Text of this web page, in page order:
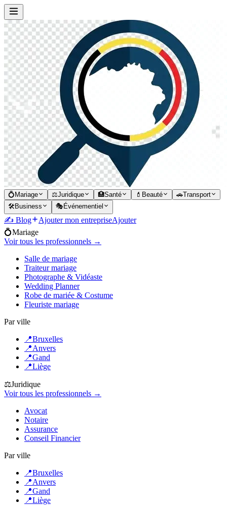
💍 Mariage ⚖️Juridique 🏥Santé 💄 Beauté 🚗Transport
🛠️Business 🎭 Événementiel
✍️ Blog Ajouter mon entrepriseAjouter
💍Mariage
Voir tous les professionnels →
Salle de mariage
Traiteur mariage
Photographe & Vidéaste
Wedding Planner
Robe de mariée & Costume
Fleuriste mariage
Par ville
📍Bruxelles
📍Anvers
📍Gand
📍Liège
⚖️Juridique
Voir tous les professionnels →
Avocat
Notaire
Assurance
Conseil Financier
Par ville
📍Bruxelles
📍Anvers
📍Gand
📍Liège